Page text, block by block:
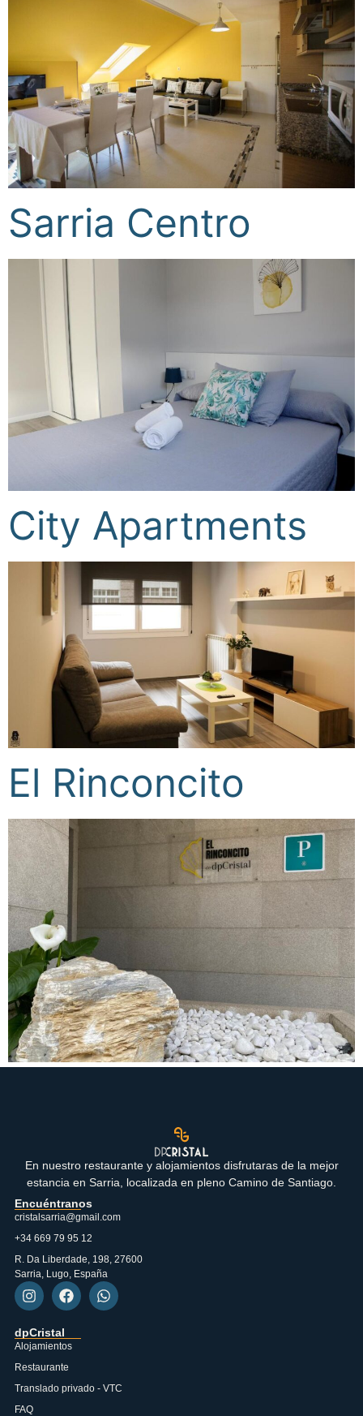
Sarria Centro
City Apartments
El Rinconcito
En nuestro restaurante y alojamientos disfrutaras de la mejor
estancia en Sarria, localizada en pleno Camino de Santiago.
Encuéntranos
cristalsarria@gmail.com
+34 669 79 95 12
R. Da Liberdade, 198, 27600
Sarria, Lugo, España
dpCristal
Alojamientos
Restaurante
Translado privado - VTC
FAQ